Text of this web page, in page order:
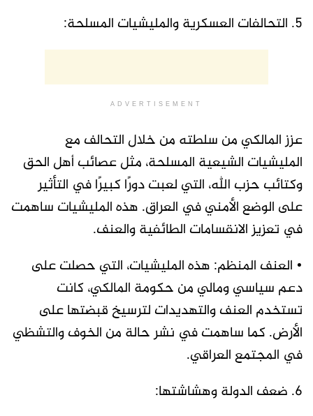
5. التحالفات العسكرية والمليشيات المسلحة:
ADVERTISEMENT
عزز المالكي من سلطته من خلال التحالف مع
المليشيات الشيعية المسلحة، مثل عصائب أهل الحق
وكتائب حزب الله، التي لعبت دورًا كبيرًا في التأثير
على الوضع الأمني في العراق. هذه المليشيات ساهمت
في تعزيز الانقسامات الطائفية والعنف.
• العنف المنظم: هذه المليشيات، التي حصلت على
دعم سياسي ومالي من حكومة المالكي، كانت
تستخدم العنف والتهديدات لترسيخ قبضتها على
الأرض. كما ساهمت في نشر حالة من الخوف والتشظي
في المجتمع العراقي.
6. ضعف الدولة وهشاشتها: